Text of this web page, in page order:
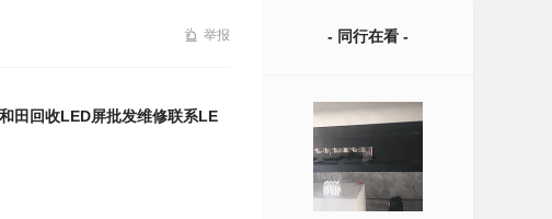
举报
田回收LED屏批发维修联系LE
- 同行在看 -